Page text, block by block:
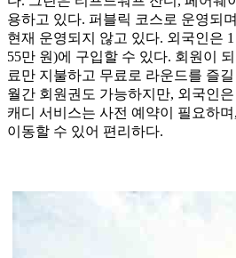
용하고 있다. 퍼블릭 코스로 운영되
현재 운영되지 않고 있다. 외국인은
55만 원)에 구입할 수 있다. 회원이
료만 지불하고 무료로 라운드를 즐
월간 회원권도 가능하지만, 외국인
캐디 서비스는 사전 예약이 필요하
이동할 수 있어 편리하다.